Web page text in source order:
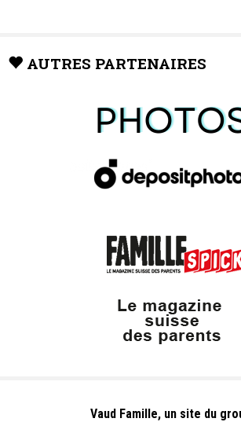
AUTRES PARTENAIRES
Vaud Famille, un site du